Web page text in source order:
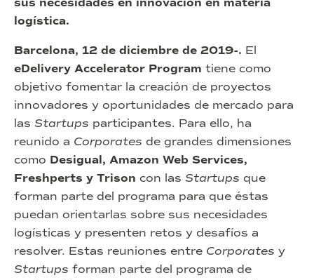
sus necesidades en innovación en materia
logística.
Barcelona, 12 de diciembre de 2019-. El
eDelivery Accelerator Program tiene como
objetivo fomentar la creación de proyectos
innovadores y oportunidades de mercado para
las Startups participantes. Para ello, ha
reunido a Corporates de grandes dimensiones
como Desigual, Amazon Web Services,
Freshperts y Trison con las Startups que
forman parte del programa para que éstas
puedan orientarlas sobre sus necesidades
logísticas y presenten retos y desafíos a
resolver. Estas reuniones entre Corporates y
Startups forman parte del programa de